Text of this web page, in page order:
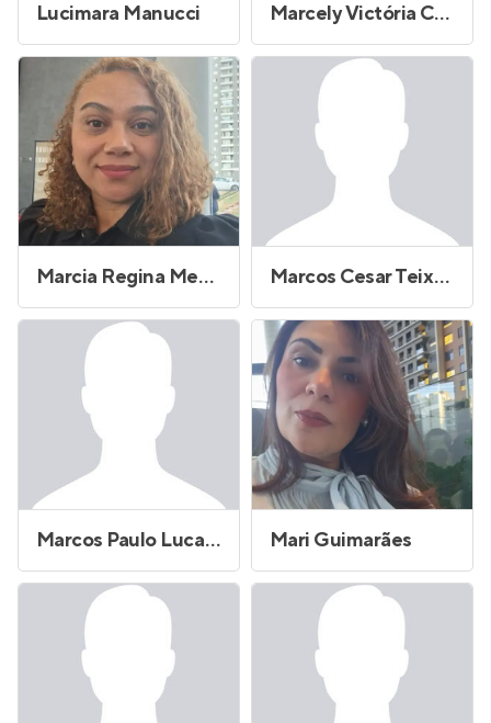
Lucimara Manucci Marcely Victória Carneiro Moreira
Marcia Regina Mendonça Souto Marcos Cesar Teixeira Barbosa
Marcos Paulo Lucas Costa Mari Guimarães